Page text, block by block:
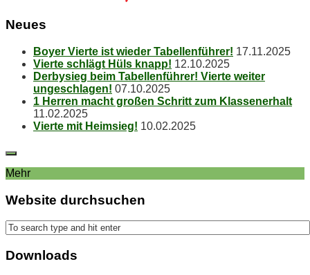
Neu­es
Boy­er Vier­te ist wie­der Tabellenführer! 17.11.2025
Vier­te schlägt Hüls knapp! 12.10.2025
Der­by­sieg beim Ta­bel­len­füh­rer! Vier­te wei­ter
ungeschlagen! 07.10.2025
1 Her­ren macht gro­ßen Schritt zum Klassenerhalt
11.02.2025
Vier­te mit Heimsieg! 10.02.2025
Mehr
Web­site durchsuchen
Down­loads